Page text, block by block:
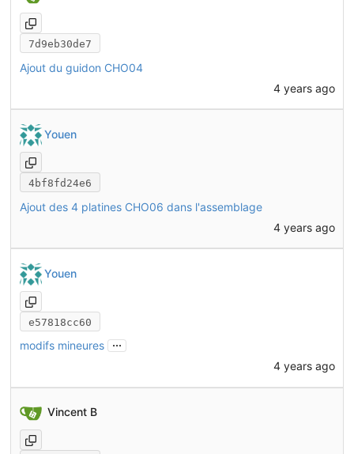
7d9eb30de7
Ajout du guidon CHO04
4 years ago
Youen
4bf8fd24e6
Ajout des 4 platines CHO06 dans l'assemblage
4 years ago
Youen
e57818cc60
modifs mineures ...
4 years ago
Vincent B